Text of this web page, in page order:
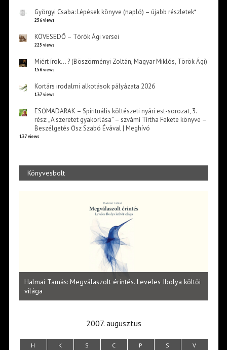
Györgyi Csaba: Lépések könyve (napló) – újabb részletek*
256 views
KÖVESEDŐ – Török Ági versei
225 views
Miért írok… ? (Böszörményi Zoltán, Magyar Miklós, Török Ági)
156 views
Kortárs irodalmi alkotások pályázata 2026
137 views
ESŐMADARAK – Spirituális költészeti nyári est-sorozat, 3.
rész: „A szeretet gyakorlása” – szvámí Tírtha Fekete könyve –
Beszélgetés Ősz Szabó Évával | Meghívó
137 views
Könyvesbolt
Halmai Tamás: Megválaszolt érintés. Leveles Ibolya költői
világa
2007. augusztus
H K S C P S V